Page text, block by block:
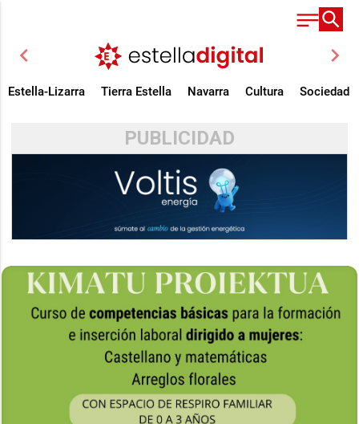
chevron_left chevron_right
Estella-Lizarra Tierra Estella Navarra Cultura Sociedad
PUBLICIDAD